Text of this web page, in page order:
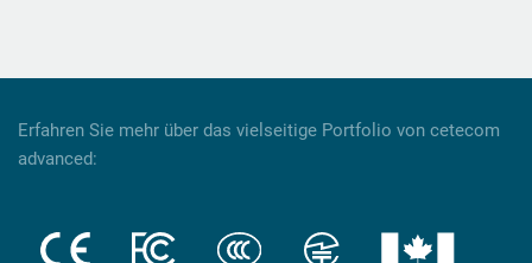
Erfahren Sie mehr über das vielseitige Portfolio von cetecom
advanced: